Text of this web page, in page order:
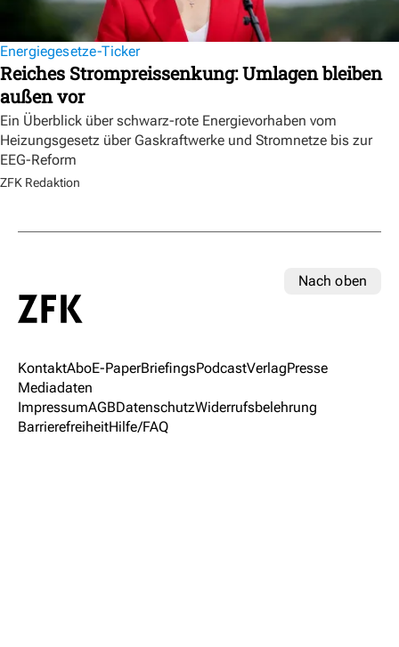
Energiegesetze-Ticker
Reiches Strompreissenkung: Umlagen bleiben
außen vor
Ein Überblick über schwarz-rote Energievorhaben vom
Heizungsgesetz über Gaskraftwerke und Stromnetze bis zur
EEG-Reform
ZFK Redaktion
Nach oben
KontaktAboE-PaperBriefingsPodcastVerlagPresse
Mediadaten
ImpressumAGBDatenschutzWiderrufsbelehrung
BarrierefreiheitHilfe/FAQ